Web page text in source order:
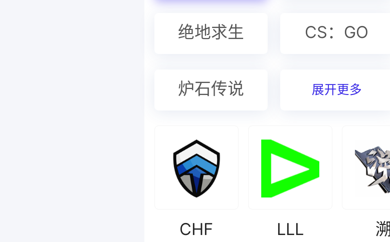
绝地求生 CS：GO
炉石传说 展开更多
CHF LLL 溯